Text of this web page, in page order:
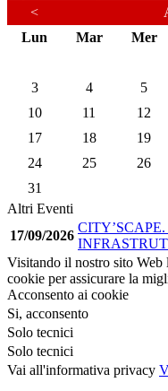
<
Lun
Mar Mer
3
4 5
10
11 12
17
18 19
24
25 26
31
Altri Eventi
17/09/2026
Visitando il nostro sito Web
cookie per assicurare la
Acconsento ai cookie
Si, acconsento
Solo tecnici
Solo tecnici
Vai all'informativa privacy